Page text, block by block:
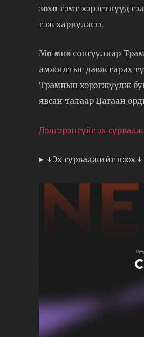
зөвхөн гэмт хэрэгтнүүд
гэж хариулжээ.
Мөн өмнөх сонгуулиар
амжилтыг давж гарах
Трампын хэрэгжүүлж
явсан талаар Цагаан
Дэлгэрэнгүйг эх
↓Эх сурвалжийг нээх ↓